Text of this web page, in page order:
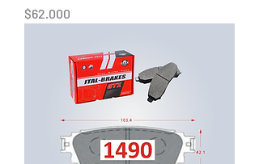
Precio
$62.000